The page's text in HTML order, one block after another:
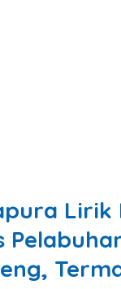
Lirik